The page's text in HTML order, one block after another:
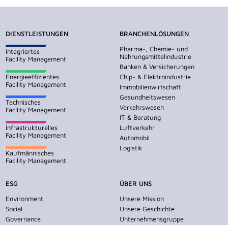
DIENSTLEISTUNGEN
Integriertes
Facility Management
Energieeffizientes
Facility Management
Technisches
Facility Management
Infrastrukturelles
Facility Management
Kaufmännisches
Facility Management
BRANCHENLÖSUNGEN
Pharma-, Chemie- und
Nahrungsmittelindustrie
Banken & Versicherungen
Chip- & Elektroindustrie
Immobilienwirtschaft
Gesundheitswesen
Verkehrswesen
IT & Beratung
Luftverkehr
Automobil
Logistik
ESG
Environment
Social
Governance
ÜBER UNS
Unsere Mission
Unsere Geschichte
Unternehmensgruppe